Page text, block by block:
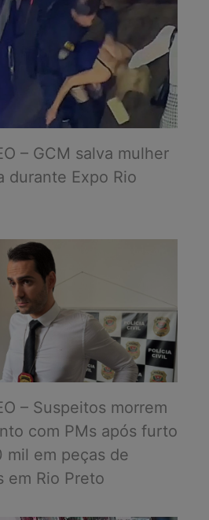
– GCM salva mulher
durante Expo Rio
– Suspeitos morrem
com PMs após furto
mil em peças de
em Rio Preto